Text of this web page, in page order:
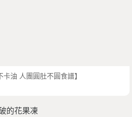
卡油 人團圓肚不圓食譜】